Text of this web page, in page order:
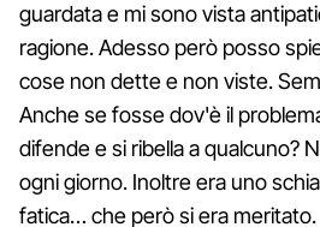
guardata e mi sono vista
ragione. Adesso però posso
cose non dette e non viste.
Anche se fosse dov'è il
difende e si ribella a qualcuno?
ogni giorno. Inoltre era uno
fatica… che però si era meritato.